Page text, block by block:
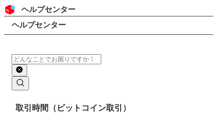
コンテンツにスキップ
ヘッダー
ヘルプセンター
検索
パンくずリスト
ヘルプセンター
検索
メインコンテンツ
取引時間（ビットコイン取引）